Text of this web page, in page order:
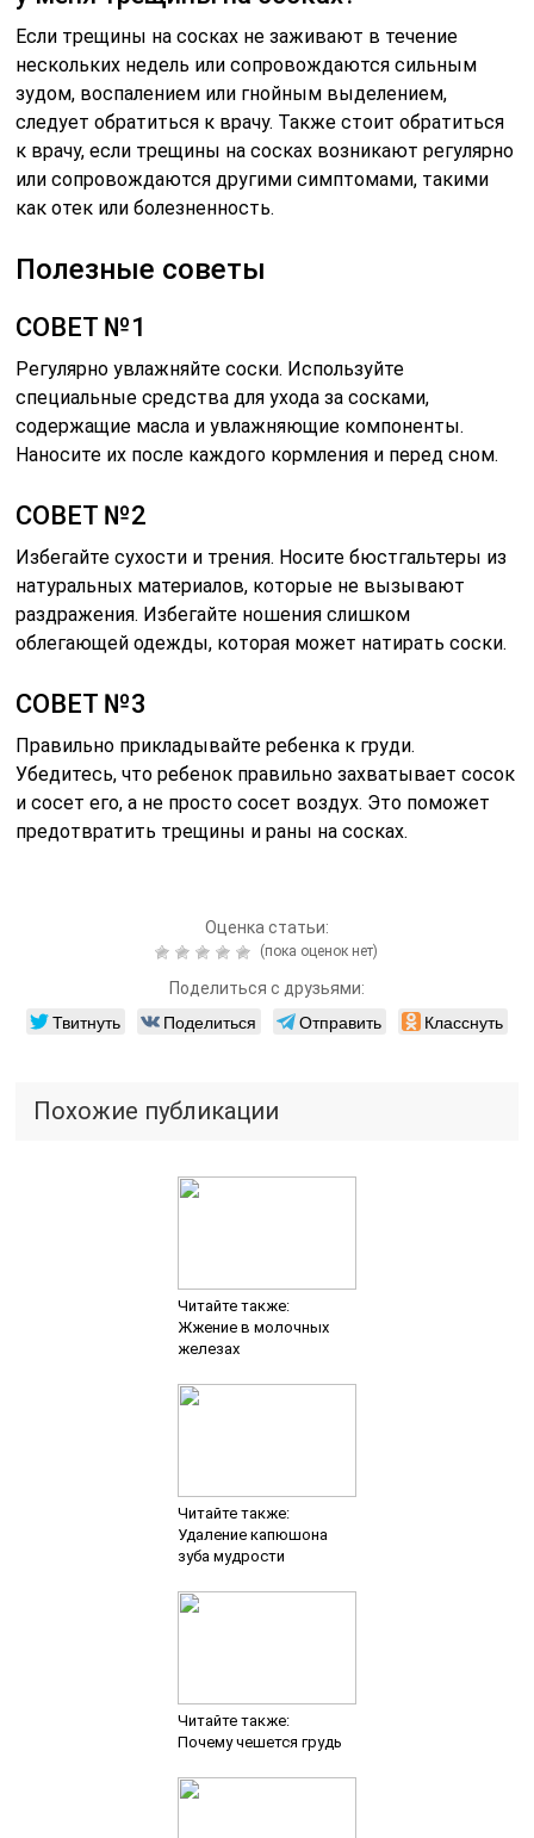
Если трещины на сосках не заживают в течение
нескольких недель или сопровождаются сильным
зудом, воспалением или гнойным выделением,
следует обратиться к врачу. Также стоит обратиться
к врачу, если трещины на сосках возникают регулярно
или сопровождаются другими симптомами, такими
как отек или болезненность.
Полезные советы
СОВЕТ №1
Регулярно увлажняйте соски. Используйте
специальные средства для ухода за сосками,
содержащие масла и увлажняющие компоненты.
Наносите их после каждого кормления и перед сном.
СОВЕТ №2
Избегайте сухости и трения. Носите бюстгальтеры из
натуральных материалов, которые не вызывают
раздражения. Избегайте ношения слишком
облегающей одежды, которая может натирать соски.
СОВЕТ №3
Правильно прикладывайте ребенка к груди.
Убедитесь, что ребенок правильно захватывает сосок
и сосет его, а не просто сосет воздух. Это поможет
предотвратить трещины и раны на сосках.
Оценка статьи:
(пока оценок нет)
Поделиться с друзьями:
Твитнуть Поделиться Отправить Класснуть
Похожие публикации
Читайте также:
Жжение в молочных
железах
Читайте также:
Удаление капюшона
зуба мудрости
Читайте также:
Почему чешется грудь